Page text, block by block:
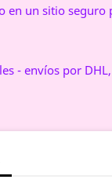
en un sitio
- envíos por